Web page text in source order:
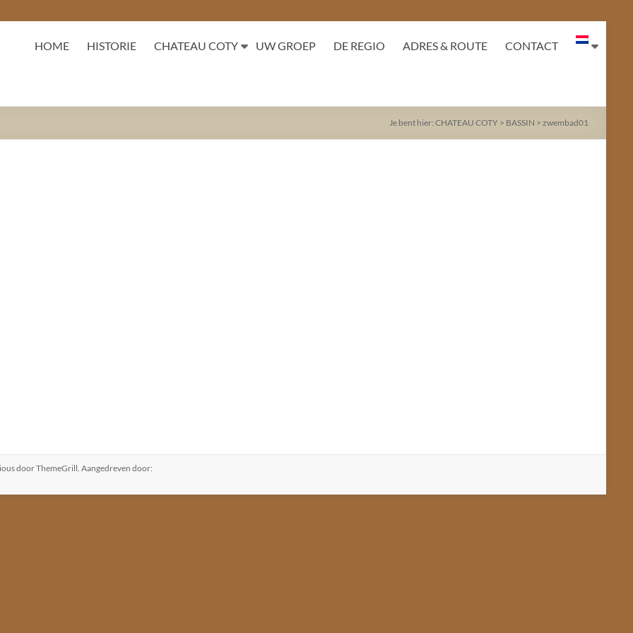
HOME HISTORIE CHATEAU COTY UW GROEP DE REGIO ADRES & ROUTE CONTACT
Je bent hier: CHATEAU COTY > BASSIN > zwembad01
door ThemeGrill. Aangedreven door: